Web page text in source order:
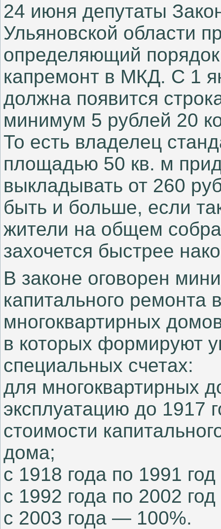
24 июня депутаты
Ульяновской области
определяющий
капремонт в МКД. С 1
должна появится
минимум 5 рублей 20
То есть владелец
площадью 50 кв. м
выкладывать от 260
быть и больше, если
жители на общем
захочется быстрее
В законе оговорен
капитального ремонта
многоквартирных
в которых формируют
специальных счетах:
для многоквартирных
эксплуатацию до 1917
стоимости
дома;
с 1918 года по 1991
с 1992 года по 2002
с 2003 года — 100%.